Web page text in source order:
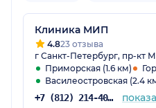
Клиника МИП
4.823 отзыва
г Санкт-Петербург, пр-кт
Приморская (1.6 км)
Василеостровская (2.4
+7 (812) 214-40-14